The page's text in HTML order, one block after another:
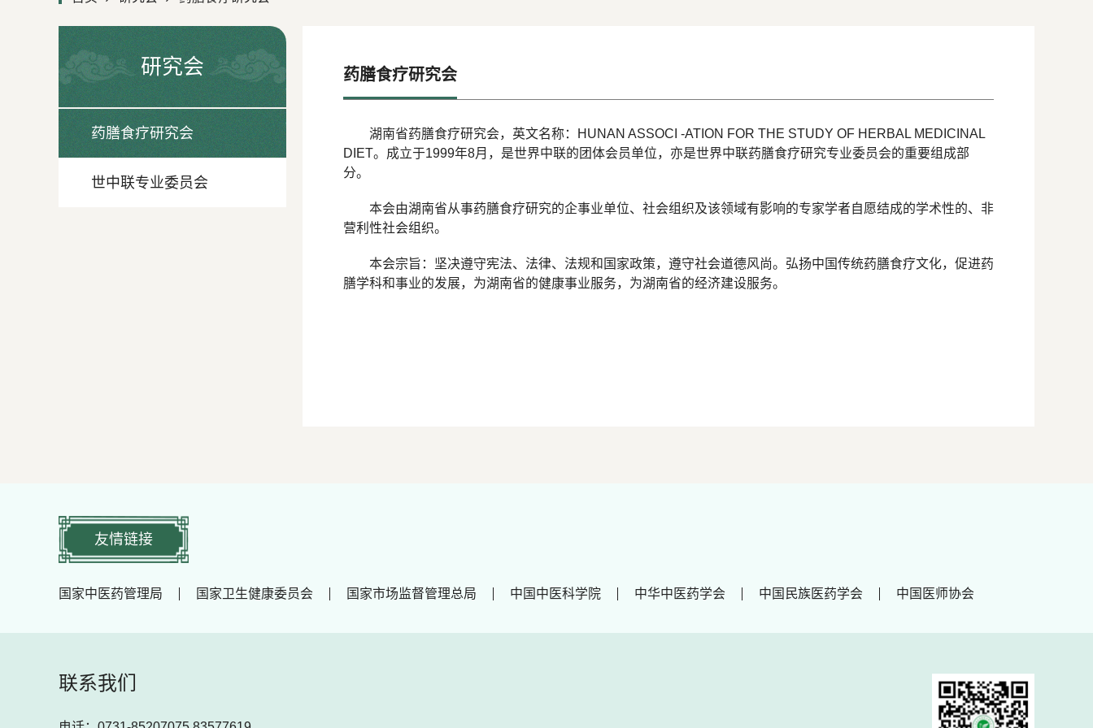
研究会
药膳食疗研究会
世中联专业委员会
药膳食疗研究会
湖南省药膳食疗研究会，英文名称：HUNAN ASSOCI -ATION FOR THE STUDY OF HERBAL MEDICINAL
DIET。成立于1999年8月，是世界中联的团体会员单位，亦是世界中联药膳食疗研究专业委员会的重要组成部
分。
本会由湖南省从事药膳食疗研究的企事业单位、社会组织及该领域有影响的专家学者自愿结成的学术性的、非
营利性社会组织。
本会宗旨：坚决遵守宪法、法律、法规和国家政策，遵守社会道德风尚。弘扬中国传统药膳食疗文化，促进药
膳学科和事业的发展，为湖南省的健康事业服务，为湖南省的经济建设服务。
友情链接
国家中医药管理局 国家卫生健康委员会 国家市场监督管理总局 中国中医科学院 中华中医药学会 中国民族医药学会 中国医师协会
联系我们